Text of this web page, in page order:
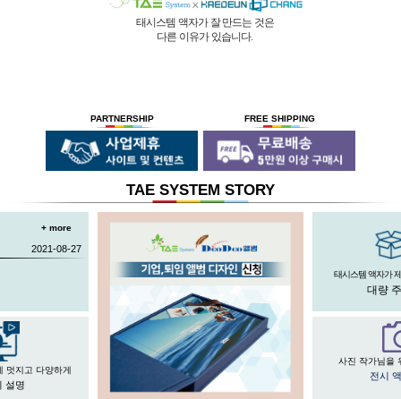
태시스템 액자가 잘 만드는 것은
다른 이유가 있습니다.
30년의 역사를 갖고 있는 회사입니다.
절대적인 제품을 만들기 위해
전 직원이 노력하고 있습니다.
세계 각국에 기계수출은 물론 기술지원을
하고 있습니다.
세계 최초로 개발하고
안전과 효과 효율을 인정받아
획득 하였습니다.
PARTNERSHIP FREE SHIPPING
TAE SYSTEM STORY
+ more
2021-08-27
태시스템 액자가
대량
멋지고 다양하게
설명
사진 작가님을
전시